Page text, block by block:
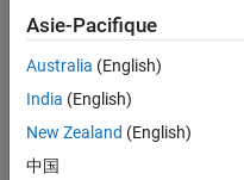
CONTRIBUTIONS
-2-1
3
4
56
Asie-Pacifique
Australia (English)
India (English)
New Zealand (English)
中国